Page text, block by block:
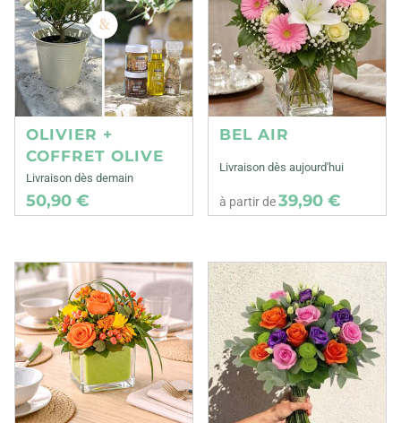
OLIVIER +
COFFRET OLIVE
Livraison dès demain
50,90 €
BEL AIR
Livraison dès aujourd'hui
à partir de39,90 €